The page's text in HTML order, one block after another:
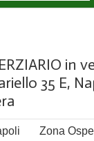
in
35 E,
Zona